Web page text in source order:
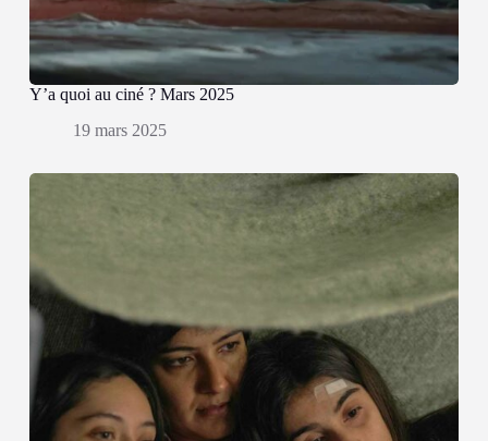
Y’a quoi au ciné ? Mars 2025
19 mars 2025